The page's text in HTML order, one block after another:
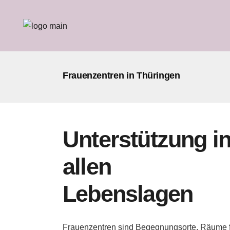
Frauenzentren in Thüringen
Unterstützung
allen
Lebenslagen
Frauenzentren sind Begegnungsorte, Räume